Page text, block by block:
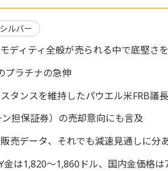
ルバー
ディティ全般が売られる中で底堅さ
プラチナの急伸
タンスを維持したパウエル米FRB議長
担保証券）の売却意向にも言及
売データ、それでも減速見通しに分
金は1,820～1,860ドル、国内金価格